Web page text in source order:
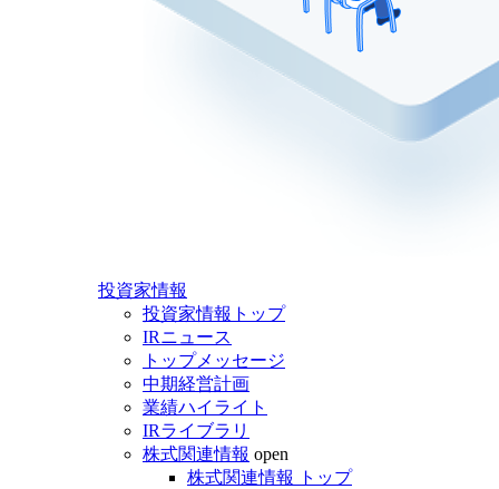
投資家情報
投資家情報トップ
IRニュース
トップメッセージ
中期経営計画
業績ハイライト
IRライブラリ
株式関連情報 open
株式関連情報 トップ